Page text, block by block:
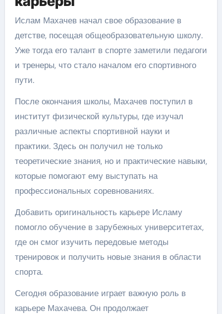
Ислам Махачев начал свое образование в
детстве, посещая общеобразовательную школу.
Уже тогда его талант в спорте заметили педагоги
и тренеры, что стало началом его спортивного
пути.
После окончания школы, Махачев поступил в
институт физической культуры, где изучал
различные аспекты спортивной науки и
практики. Здесь он получил не только
теоретические знания, но и практические навыки,
которые помогают ему выступать на
профессиональных соревнованиях.
Добавить оригинальность карьере Исламу
помогло обучение в зарубежных университетах,
где он смог изучить передовые методы
тренировок и получить новые знания в области
спорта.
Сегодня образование играет важную роль в
карьере Махачева. Он продолжает